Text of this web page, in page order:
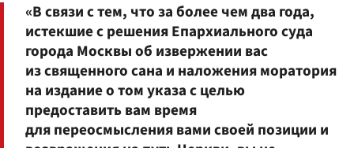
«В связи с тем, что за более чем два года,
истекшие с решения Епархиального суда
города Москвы об извержении вас
из священного сана и наложения моратория
на издание о том указа с целью
предоставить вам время
для переосмысления вами своей позиции и